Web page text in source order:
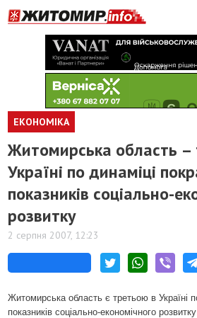
ЕКОНОМІКА
Житомирська область –
Україні по динаміці
показників соціально-
розвитку
2 серпня 2007, 12:23
Житомирська область є третьою в Україні
показників соціально-економічного